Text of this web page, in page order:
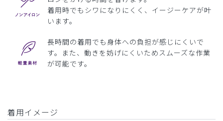
着用時でもシワになりにくく、イージーケアが叶
います。
長時間の着用でも身体への負担が感じにくいで
す。また、動きを妨げにくいためスムーズな作業
が可能です。
着用イメージ